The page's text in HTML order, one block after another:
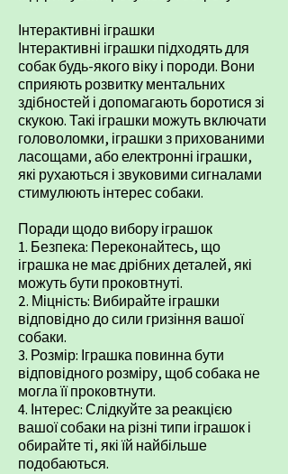
Інтерактивні іграшки
Інтерактивні іграшки підходять для
собак будь-якого віку і породи. Вони
сприяють розвитку ментальних
здібностей і допомагають боротися зі
скукою. Такі іграшки можуть включати
головоломки, іграшки з прихованими
ласощами, або електронні іграшки,
які рухаються і звуковими сигналами
стимулюють інтерес собаки.
Поради щодо вибору іграшок
1. Безпека: Переконайтесь, що
іграшка не має дрібних деталей, які
можуть бути проковтнуті.
2. Міцність: Вибирайте іграшки
відповідно до сили гризіння вашої
собаки.
3. Розмір: Іграшка повинна бути
відповідного розміру, щоб собака не
могла її проковтнути.
4. Інтерес: Слідкуйте за реакцією
вашої собаки на різні типи іграшок і
обирайте ті, які їй найбільше
подобаються.